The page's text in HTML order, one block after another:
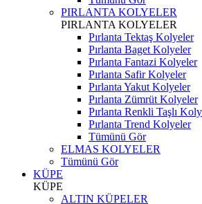
PIRLANTA KOLYELER
PIRLANTA KOLYELER
Pırlanta Tektaş Kolyeler
Pırlanta Baget Kolyeler
Pırlanta Fantazi Kolyeler
Pırlanta Safir Kolyeler
Pırlanta Yakut Kolyeler
Pırlanta Zümrüt Kolyeler
Pırlanta Renkli Taşlı
Pırlanta Trend Kolyeler
Tümünü Gör
ELMAS KOLYELER
Tümünü Gör
KÜPE
KÜPE
ALTIN KÜPELER